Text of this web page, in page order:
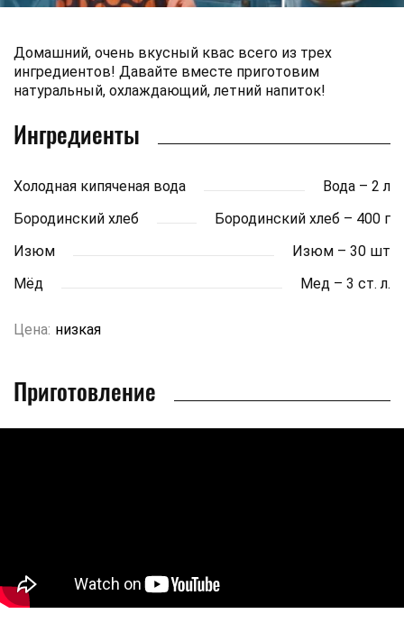
Домашний, очень вкусный квас всего из трех
ингредиентов! Давайте вместе приготовим
натуральный, охлаждающий, летний напиток!
Ингредиенты
Холодная кипяченая вода
Вода – 2 л
Бородинский хлеб
Бородинский хлеб – 400 г
Изюм
Изюм – 30 шт
Мёд
Мед – 3 ст. л.
Цена: низкая
Приготовление